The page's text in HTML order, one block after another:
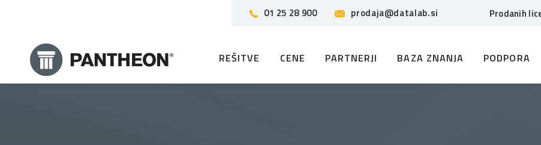
01 25 28 900 prodaja@datalab.si Prodanih
REŠITVE CENE PARTNERJI BAZA ZNANJA PODPORA